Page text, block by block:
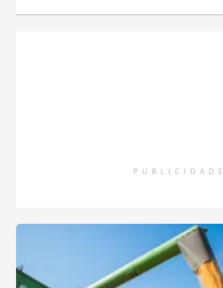
PUBLICIDADE